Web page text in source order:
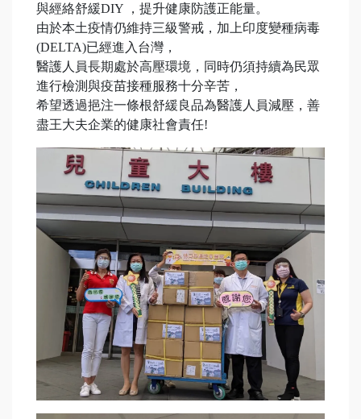
與經絡舒緩DIY ，提升健康防護正能量。
由於本土疫情仍維持三級警戒，加上印度變種病毒
(DELTA)已經進入台灣，
醫護人員長期處於高壓環境，同時仍須持續為民眾
進行檢測與疫苗接種服務十分辛苦，
希望透過挹注一條根舒緩良品為醫護人員減壓，善
盡王大夫企業的健康社會責任!